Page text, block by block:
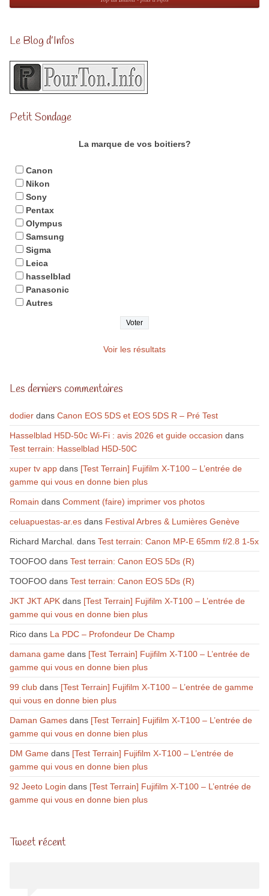
Le Blog d’Infos
Petit Sondage
La marque de vos boitiers?
Canon
Nikon
Sony
Pentax
Olympus
Samsung
Sigma
Leica
hasselblad
Panasonic
Autres
Voir les résultats
Les derniers commentaires
dodierdans Canon EOS 5DS et EOS 5DS R – Pré Test
Hasselblad H5D-50c Wi-Fi : avis 2026 et guide occasion dans
Test terrain: Hasselblad H5D-50C
xuper tv appdans [Test Terrain] Fujifilm X-T100 – L’entrée de
gamme qui vous en donne bien plus
Romain dans Comment (faire) imprimer vos photos
celuapuestas-ar.esdans Festival Arbres & Lumières Genève
Richard Marchal. dans Test terrain: Canon MP-E 65mm f/2.8 1-5x
TOOFOOdans Test terrain: Canon EOS 5Ds (R)
TOOFOOdans Test terrain: Canon EOS 5Ds (R)
JKT JKT APKdans [Test Terrain] Fujifilm X-T100 – L’entrée de
gamme qui vous en donne bien plus
Ricodans La PDC – Profondeur De Champ
damana gamedans [Test Terrain] Fujifilm X-T100 – L’entrée de
gamme qui vous en donne bien plus
99 clubdans [Test Terrain] Fujifilm X-T100 – L’entrée de gamme
qui vous en donne bien plus
Daman Gamesdans [Test Terrain] Fujifilm X-T100 – L’entrée de
gamme qui vous en donne bien plus
DM Gamedans [Test Terrain] Fujifilm X-T100 – L’entrée de
gamme qui vous en donne bien plus
92 Jeeto Login dans [Test Terrain] Fujifilm X-T100 – L’entrée de
gamme qui vous en donne bien plus
Tweet récent